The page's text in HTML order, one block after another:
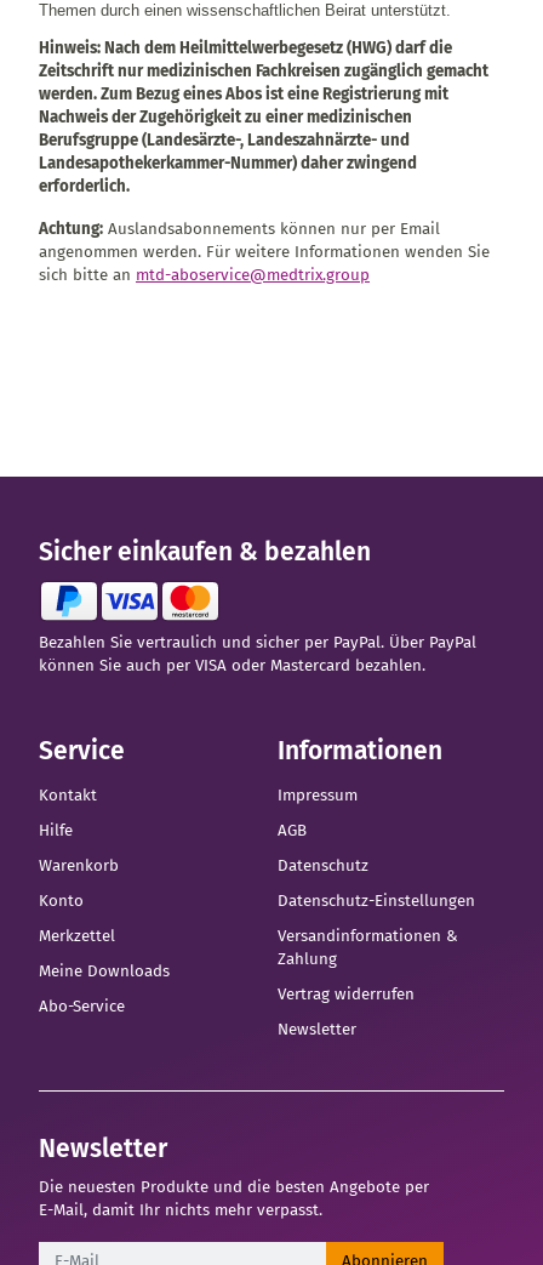
Themen durch einen wissenschaftlichen Beirat unterstützt.
Hinweis: Nach dem Heilmittelwerbegesetz (HWG) darf die
Zeitschrift nur medizinischen Fachkreisen zugänglich gemacht
werden. Zum Bezug eines Abos ist eine Registrierung mit
Nachweis der Zugehörigkeit zu einer medizinischen
Berufsgruppe (Landesärzte-, Landeszahnärzte- und
Landesapothekerkammer-Nummer) daher zwingend
erforderlich.
Achtung: Auslandsabonnements können nur per Email
angenommen werden. Für weitere Informationen wenden Sie
sich bitte an mtd-aboservice@medtrix.group
Sicher einkaufen & bezahlen
Bezahlen Sie vertraulich und sicher per PayPal. Über PayPal
können Sie auch per VISA oder Mastercard bezahlen.
Service
Kontakt
Hilfe
Warenkorb
Konto
Merkzettel
Meine Downloads
Abo-Service
Informationen
Impressum
AGB
Datenschutz
Datenschutz-Einstellungen
Versandinformationen &
Zahlung
Vertrag widerrufen
Newsletter
Newsletter
Die neuesten Produkte und die besten Angebote per
E-Mail, damit Ihr nichts mehr verpasst.
Newsletter